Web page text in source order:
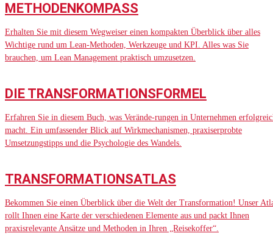
METHODENKOMPASS
Erhalten Sie mit diesem Wegweiser einen kompakten Überblick über alles
Wichtige rund um Lean-Methoden, Werkzeuge und KPI. Alles was Sie
brauchen, um Lean Management praktisch umzusetzen.
DIE TRANSFORMATIONSFORMEL
Erfahren Sie in diesem Buch, was Verände-rungen in Unternehmen
macht. Ein umfassender Blick auf Wirkmechanismen, praxiserprobte
Umsetzungstipps und die Psychologie des Wandels.
TRANSFORMATIONSATLAS
Bekommen Sie einen Überblick über die Welt der Transformation! Unser
rollt Ihnen eine Karte der verschiedenen Elemente aus und packt Ihnen
praxisrelevante Ansätze und Methoden in Ihren „Reisekoffer“.